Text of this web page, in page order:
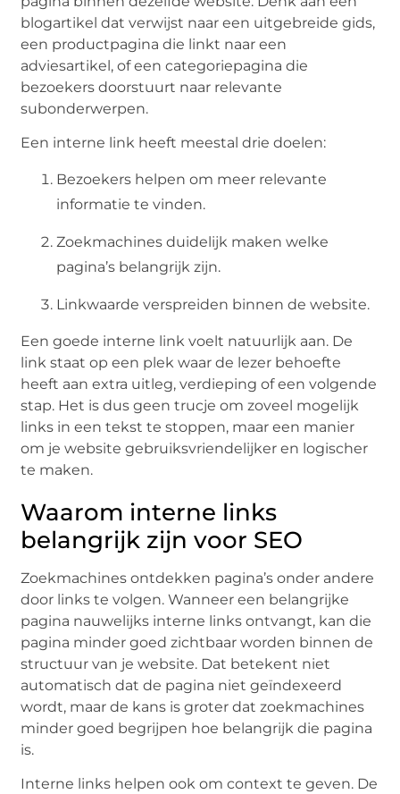
blogartikel dat verwijst naar een uitgebreide gids,
een productpagina die linkt naar een
adviesartikel, of een categoriepagina die
bezoekers doorstuurt naar relevante
subonderwerpen.
Een interne link heeft meestal drie doelen:
Bezoekers helpen om meer relevante
informatie te vinden.
Zoekmachines duidelijk maken welke
pagina’s belangrijk zijn.
Linkwaarde verspreiden binnen de website.
Een goede interne link voelt natuurlijk aan. De
link staat op een plek waar de lezer behoefte
heeft aan extra uitleg, verdieping of een volgende
stap. Het is dus geen trucje om zoveel mogelijk
links in een tekst te stoppen, maar een manier
om je website gebruiksvriendelijker en logischer
te maken.
Waarom interne links
belangrijk zijn voor SEO
Zoekmachines ontdekken pagina’s onder andere
door links te volgen. Wanneer een belangrijke
pagina nauwelijks interne links ontvangt, kan die
pagina minder goed zichtbaar worden binnen de
structuur van je website. Dat betekent niet
automatisch dat de pagina niet geïndexeerd
wordt, maar de kans is groter dat zoekmachines
minder goed begrijpen hoe belangrijk die pagina
is.
Interne links helpen ook om context te geven. De